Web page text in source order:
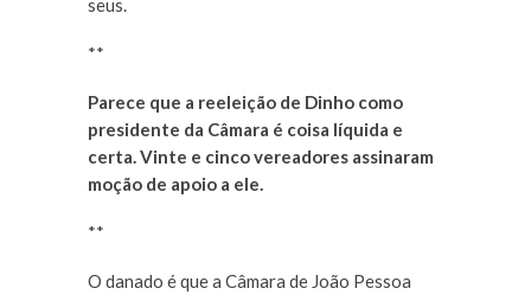
seus.
**
Parece que a reeleição de Dinho como
presidente da Câmara é coisa líquida e
certa. Vinte e cinco vereadores assinaram
moção de apoio a ele.
**
O danado é que a Câmara de João Pessoa